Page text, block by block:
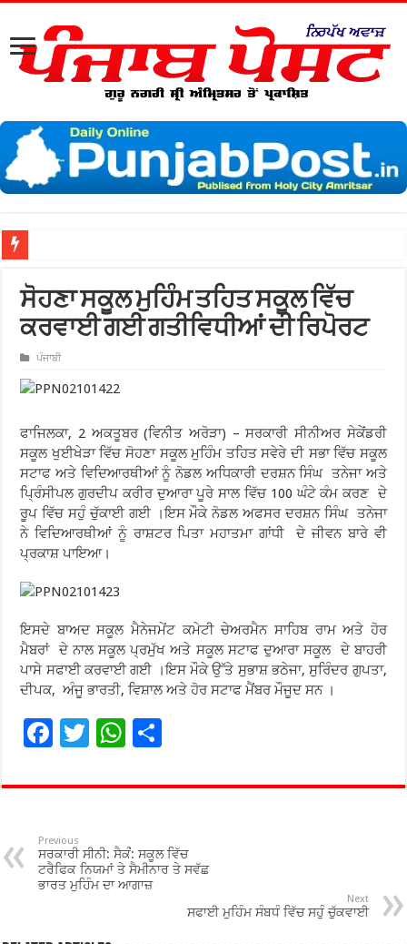
ਸੋਹਣਾ ਸਕੂਲ ਮੁਹਿੰਮ ਤਹਿਤ ਸਕੂਲ ਵਿੱਚ
ਕਰਵਾਈ ਗਈ ਗਤੀਵਿਧੀਆਂ ਦੀ ਰਿਪੋਰਟ
ਪੰਜਾਬੀ
ਫਾਜਿਲਕਾ, 2 ਅਕਤੂਬਰ (ਵਿਨੀਤ ਅਰੋੜਾ) – ਸਰਕਾਰੀ ਸੀਨੀਅਰ ਸੇਕੇਂਡਰੀ
ਸਕੂਲ ਖੁਈਖੇੜਾ ਵਿੱਚ ਸੋਹਣਾ ਸਕੂਲ ਮੁਹਿੰਮ ਤਹਿਤ ਸਵੇਰੇ ਦੀ ਸਭਾ ਵਿੱਚ ਸਕੂਲ
ਸਟਾਫ ਅਤੇ ਵਿਦਿਆਰਥੀਆਂ ਨੂੰ ਨੋਡਲ ਅਧਿਕਾਰੀ ਦਰਸ਼ਨ ਸਿੰਘ ਤਨੇਜਾ ਅਤੇ
ਪ੍ਰਿੰਸੀਪਲ ਗੁਰਦੀਪ ਕਰੀਰ ਦੁਆਰਾ ਪੂਰੇ ਸਾਲ ਵਿੱਚ 100 ਘੰਟੇ ਕੰਮ ਕਰਣ ਦੇ
ਰੂਪ ਵਿੱਚ ਸਹੁੰ ਚੁੱਕਾਈ ਗਈ ।ਇਸ ਮੌਕੇ ਨੋਡਲ ਅਫਸਰ ਦਰਸ਼ਨ ਸਿੰਘ ਤਨੇਜਾ
ਨੇ ਵਿਦਿਆਰਥੀਆਂ ਨੂੰ ਰਾਸ਼ਟਰ ਪਿਤਾ ਮਹਾਤਮਾ ਗਾਂਧੀ ਦੇ ਜੀਵਨ ਬਾਰੇ ਵੀ
ਪ੍ਰਕਾਸ਼ ਪਾਇਆ।
ਇਸਦੇ ਬਾਅਦ ਸਕੂਲ ਮੈਨੇਜਮੇਂਟ ਕਮੇਟੀ ਚੇਅਰਮੈਨ ਸਾਹਿਬ ਰਾਮ ਅਤੇ ਹੋਰ
ਮੈਬਰਾਂ ਦੇ ਨਾਲ ਸਕੂਲ ਪ੍ਰਮੁੱਖ ਅਤੇ ਸਕੂਲ ਸਟਾਫ ਦੁਆਰਾ ਸਕੂਲ ਦੇ ਬਾਹਰੀ
ਪਾਸੇ ਸਫਾਈ ਕਰਵਾਈ ਗਈ ।ਇਸ ਮੌਕੇ ਉੱਤੇ ਸੁਭਾਸ਼ ਭਠੇਜਾ, ਸੁਰਿੰਦਰ ਗੁਪਤਾ,
ਦੀਪਕ, ਅੰਜੂ ਭਾਰਤੀ, ਵਿਸ਼ਾਲ ਅਤੇ ਹੋਰ ਸਟਾਫ ਮੈਂਬਰ ਮੌਜੂਦ ਸਨ ।
F
e
o
o
T
tt
W
at
p
p
ar
Previous
ਸਰਕਾਰੀ ਸੀਨੀ: ਸੈਕੰਂ: ਸਕੂਲ ਵਿੱਚ
ਟਰੈਫਿਕ ਨਿਯਮਾਂ ਤੇ ਸੈਮੀਨਾਰ ਤੇ ਸਵੱਛ
ਭਾਰਤ ਮੁਹਿੰਮ ਦਾ ਆਗਾਜ਼
Next
ਸਫਾਈ ਮੁਹਿੰਮ ਸੰਬਧੰ ਵਿੱਚ ਸਹੁੰ ਚੁੱਕਵਾਈ